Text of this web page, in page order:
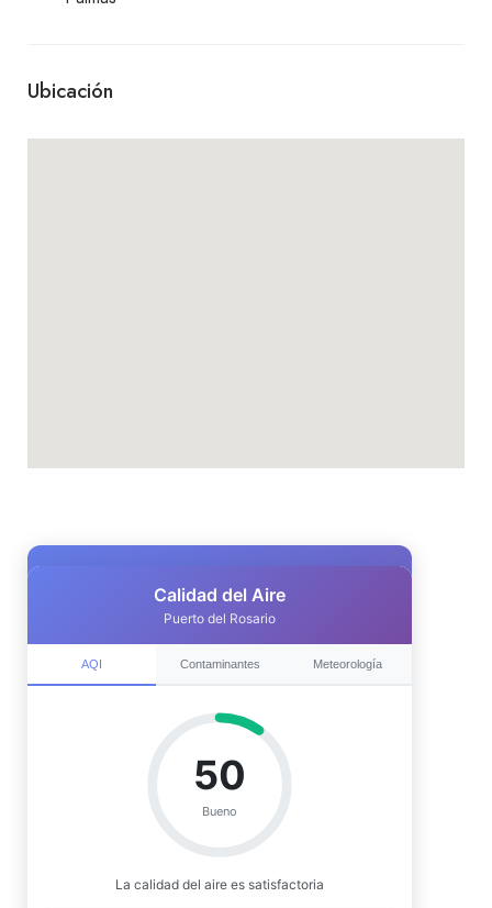
Ubicación